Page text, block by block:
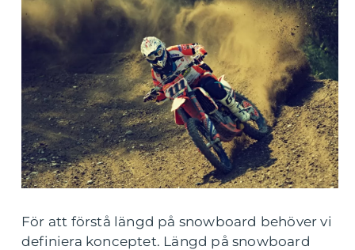
För att förstå längd på snowboard behöver vi
definiera konceptet. Längd på snowboard